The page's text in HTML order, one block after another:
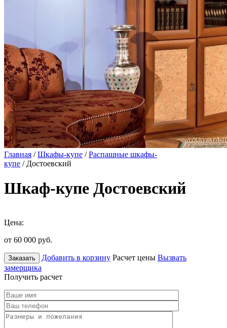
Главная /Шкафы-купе /Распашные шкафы-
купе / Достоевский
Шкаф-купе Достоевский
Цена:
от 60 000 руб.
Заказать Добавить в корзину Расчет цены Вызвать
замерщика
Получить расчет